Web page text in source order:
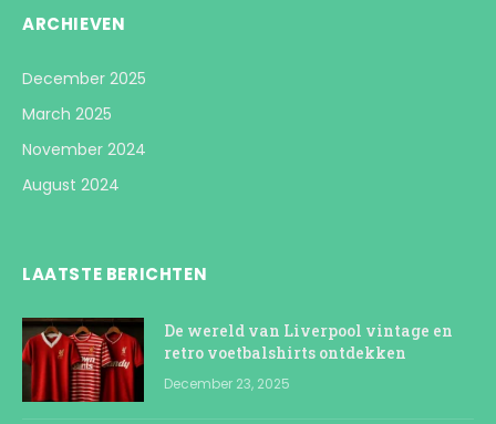
ARCHIEVEN
December 2025
March 2025
November 2024
August 2024
LAATSTE BERICHTEN
De wereld van Liverpool vintage en
retro voetbalshirts ontdekken
December 23, 2025